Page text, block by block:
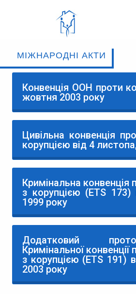
МІЖНАРОДНІ АКТИ
Конвенція ООН проти
жовтня 2003 року
Цивільна конвенція
корупцією від 4
Кримінальна конвенція
з корупцією (ЕТS 173)
1999 року
Додатковий
Кримінальної
з корупцією (ЕТS 191)
2003 року